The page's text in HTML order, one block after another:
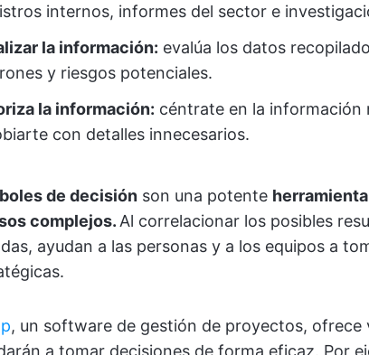
internos, informes del sector e
la información: evalúa los datos
y riesgos potenciales.
la información: céntrate en la
con detalles innecesarios.
de decisión son una potente
complejos. Al correlacionar los posibles
ayudan a las personas y a los equipos a
, un software de gestión de proyectos, ofrece
a tomar decisiones de forma eficaz. Por